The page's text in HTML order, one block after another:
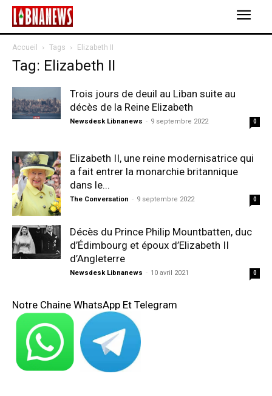
Accueil Tags Elizabeth II
Tag: Elizabeth II
Trois jours de deuil au Liban suite au
décès de la Reine Elizabeth
Newsdesk Libnanews - 9 septembre 2022 0
Elizabeth II, une reine modernisatrice qui
a fait entrer la monarchie britannique
dans le...
The Conversation - 9 septembre 2022 0
Décès du Prince Philip Mountbatten, duc
d’Édimbourg et époux d’Elizabeth II
d’Angleterre
Newsdesk Libnanews - 10 avril 2021 0
Notre Chaine WhatsApp Et Telegram